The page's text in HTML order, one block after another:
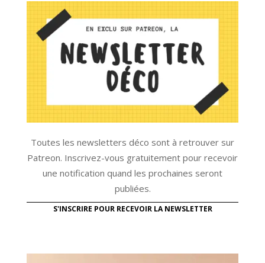
Toutes les newsletters déco sont à retrouver sur
Patreon. Inscrivez-vous gratuitement pour recevoir
une notification quand les prochaines seront
publiées.
S'INSCRIRE POUR RECEVOIR LA NEWSLETTER